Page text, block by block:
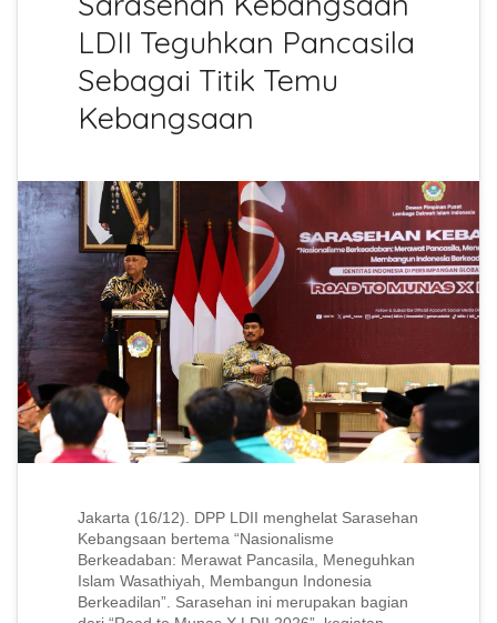
LDII Teguhkan Pancasila
Sebagai Titik Temu
Kebangsaan
Jakarta (16/12). DPP LDII menghelat Sarasehan
Kebangsaan bertema “Nasionalisme
Berkeadaban: Merawat Pancasila, Meneguhkan
Islam Wasathiyah, Membangun Indonesia
Berkeadilan”. Sarasehan ini merupakan bagian